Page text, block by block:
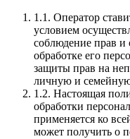
1.1. Оператор
условием
соблюдение прав и
обработке его
защиты прав на
личную и
1.2. Настоящая
обработки
применяется ко
может получить о